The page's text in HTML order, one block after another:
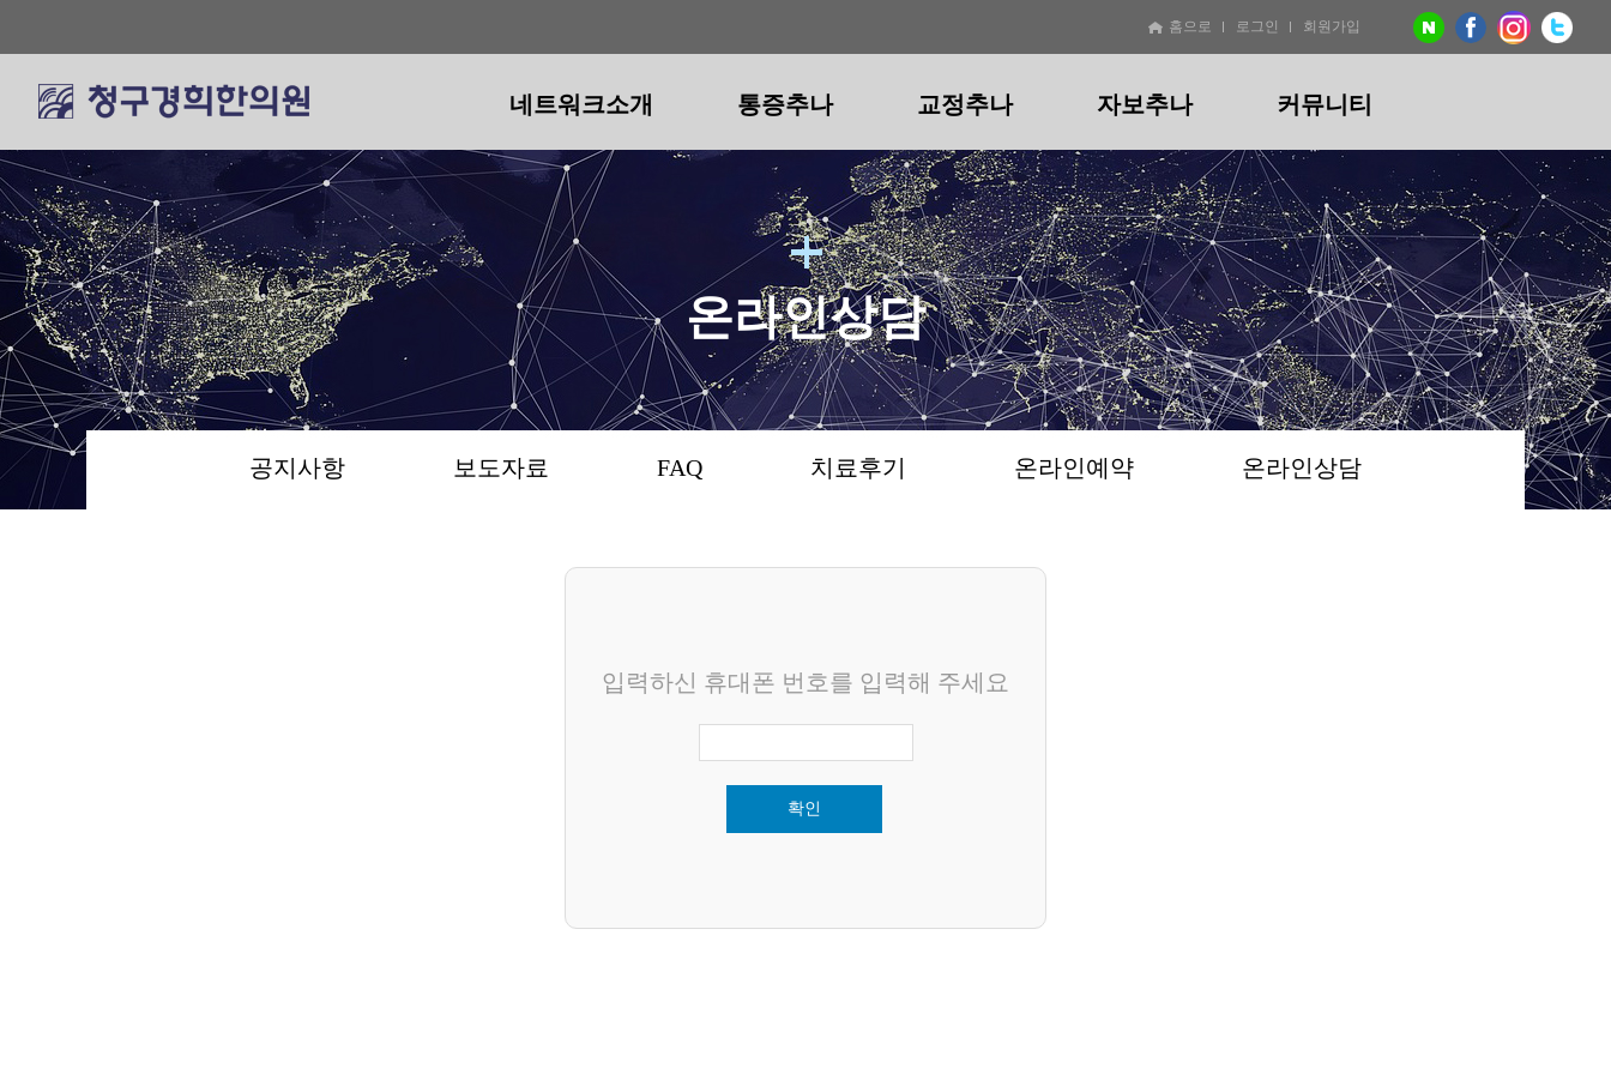
홈으로 로그인 회원가입
네트워크소개
네트워크소개 청구경희 추나요법 청구경희 다이어트 비급여 진료비용안내 지점소개
통증추나
허리통증
골반통증
수술후통증
골반통증추나
골반통/소리
다리저림/당김
턱관절
턱관절통증추나
턱통증(급성/만성)
개구장애
목어깨통증/두통
산후
산후통증추나
산후통증(산후풍)
교정추나
굽은등/굽은어깨
일자허리
숨은키
측만증
골반
골반교정추나
골반틀어짐
휜다리
안짱걸음/팔자걸음
오리엉덩이
턱관절
턱관절교정추나
안면비대칭
사각턱
턱소리
산후
산후교정추나
산후골반교정
산후체형관리
자보추나
교통사고
자보추나
교통사고통증
커뮤니티
보도자료 FAQ 치료후기 온라인예약 온라인상담
온라인상담
공지사항 보도자료 FAQ 치료후기 온라인예약 온라인상담
입력하신 휴대폰 번호를 입력해 주세요
확인